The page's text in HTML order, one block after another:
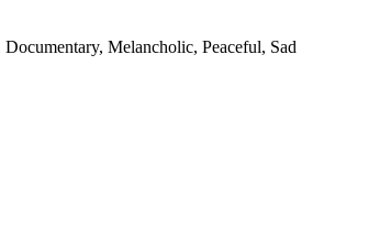
Melancholic, Peaceful, Sad